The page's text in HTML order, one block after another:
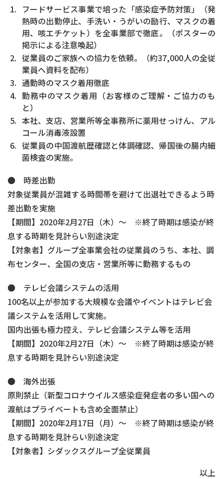
フードサービス事業で培った「感染症予防対策」（発
熱時の出勤停止、手洗い・うがいの励行、マスクの着
用、咳エチケット）を全事業部で徹底。（ポスターの
掲示による注意喚起）
従業員のご家族への協力を依頼。（約37,000人の全従
業員へ資料を配布）
通勤時のマスク着用徹底
勤務中のマスク着用（お客様のご理解・ご協力のも
と）
本社、支店、営業所等全事務所に薬用せっけん、アル
コール消毒液設置
従業員の中国渡航歴確認と体調確認、帰国後の腸内細
菌検査の実施。
● 時差出勤
対象従業員が混雑する時間帯を避けて出退社できるよう時
差出勤を実施
【期間】2020年2月27日（木）～ ※終了時期は感染が終
息する時期を見計らい別途決定
【対象者】グループ全事業会社の従業員のうち、本社、調
布センター、全国の支店・営業所等に勤務するもの
● テレビ会議システムの活用
100名以上が参加する大規模な会議やイベントはテレビ会
議システムを活用して実施。
国内出張も極力控え、テレビ会議システム等を活用
【期間】2020年2月27日（木）～ ※終了時期は感染が終
息する時期を見計らい別途決定
● 海外出張
原則禁止（新型コロナウイルス感染症発症者の多い国への
渡航はプライベートも含め全面禁止）
【期間】2020年2月17日（月）～ ※終了時期は感染が終
息する時期を見計らい別途決定
【対象者】シダックスグループ全従業員
以上